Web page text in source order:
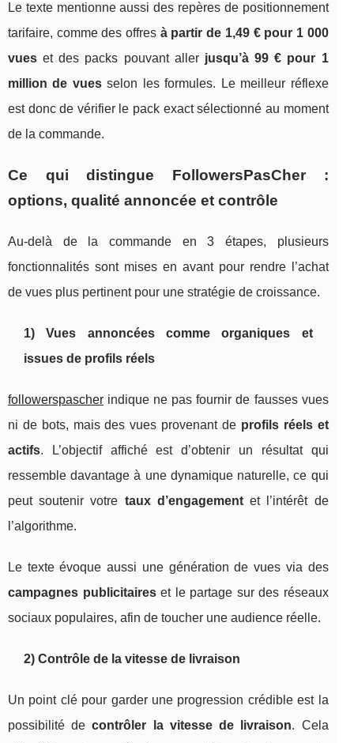
Le texte mentionne aussi des repères de positionnement
tarifaire, comme des offres à partir de 1,49 € pour 1 000
vues et des packs pouvant aller jusqu’à 99 € pour 1
million de vuesselon les formules. Le meilleur réflexe
est donc de vérifier le pack exact sélectionné au moment
de la commande.
Ce qui distingue FollowersPasCher :
options, qualité annoncée et contrôle
Au-delà de la commande en 3 étapes, plusieurs
fonctionnalités sont mises en avant pour rendre l’achat
de vues plus pertinent pour une stratégie de croissance.
1) Vues annoncées comme organiques et
issues de profils réels
followerspascher indique ne pas fournir de fausses vues
ni de bots, mais des vues provenant de profils réels et
actifs. L’objectif affiché est d’obtenir un résultat qui
ressemble davantage à une dynamique naturelle, ce qui
peut soutenir votre taux d’engagementet l’intérêt de
l’algorithme.
Le texte évoque aussi une génération de vues via des
campagnes publicitaireset le partage sur des réseaux
sociaux populaires, afin de toucher une audience réelle.
2) Contrôle de la vitesse de livraison
Un point clé pour garder une progression crédible est la
possibilité decontrôler la vitesse de livraison. Cela